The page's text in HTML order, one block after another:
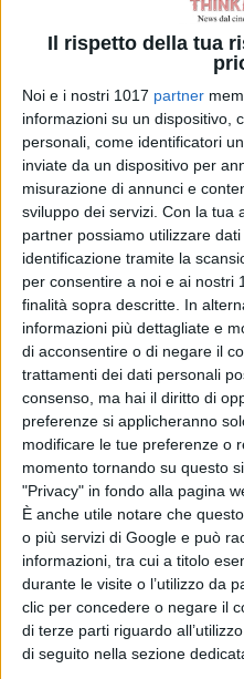
Il rispetto della tua
Noi e i nostri 1017 partner
informazioni su un dispositivo,
personali, come identificatori
inviate da un dispositivo per
misurazione di annunci e
sviluppo dei servizi. Con la tua
partner possiamo utilizzare
identificazione tramite la
per consentire a noi e ai nostri
finalità sopra descritte. In
informazioni più dettagliate e
di acconsentire o di negare il
trattamenti dei dati personali
consenso, ma hai il diritto di
preferenze si applicheranno
modificare le tue preferenze o
momento tornando su questo
"Privacy" in fondo alla pagina
È anche utile notare che
o più servizi di Google e può
informazioni, tra cui a titolo
durante le visite o l’utilizzo da
clic per concedere o negare il
di terze parti riguardo
di seguito nella sezione